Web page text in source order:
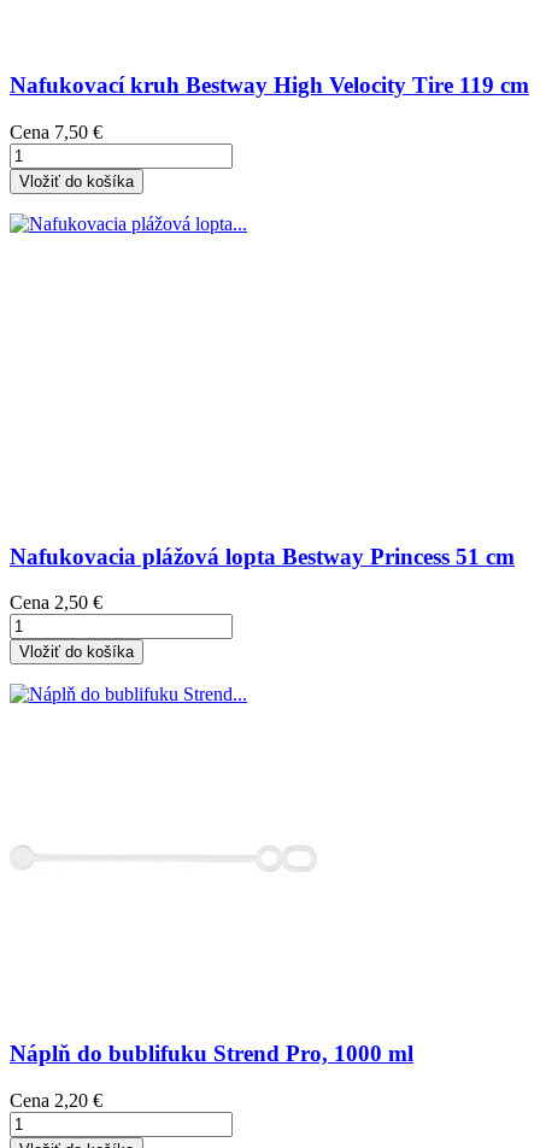
Nafukovací kruh Bestway High Velocity Tire 119 cm
Cena 7,50 €
Vložiť do košíka
Nafukovacia plážová lopta Bestway Princess 51 cm
Cena 2,50 €
Vložiť do košíka
Náplň do bublifuku Strend Pro, 1000 ml
Cena 2,20 €